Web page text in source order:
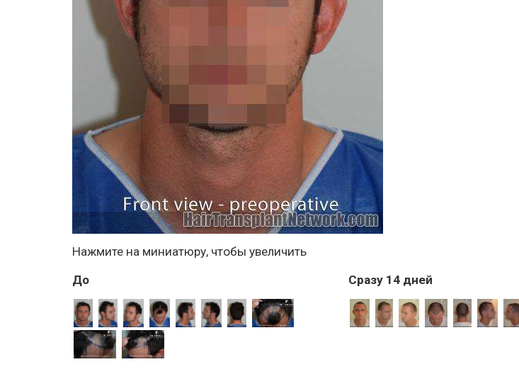
Нажмите на миниатюру, чтобы увеличить
До
Сразу 14 дней